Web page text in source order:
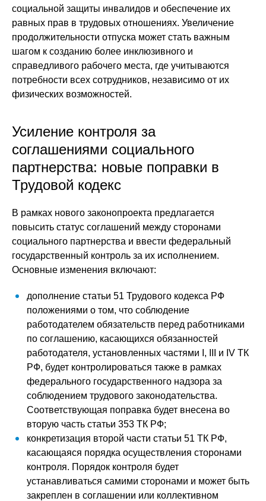
социальной защиты инвалидов и обеспечение их
равных прав в трудовых отношениях. Увеличение
продолжительности отпуска может стать важным
шагом к созданию более инклюзивного и
справедливого рабочего места, где учитываются
потребности всех сотрудников, независимо от их
физических возможностей.
Усиление контроля за
соглашениями социального
партнерства: новые поправки в
Трудовой кодекс
В рамках нового законопроекта предлагается
повысить статус соглашений между сторонами
социального партнерства и ввести федеральный
государственный контроль за их исполнением.
Основные изменения включают:
дополнение статьи 51 Трудового кодекса РФ
положениями о том, что соблюдение
работодателем обязательств перед работниками
по соглашению, касающихся обязанностей
работодателя, установленных частями I, III и IV ТК
РФ, будет контролироваться также в рамках
федерального государственного надзора за
соблюдением трудового законодательства.
Соответствующая поправка будет внесена во
вторую часть статьи 353 ТК РФ;
конкретизация второй части статьи 51 ТК РФ,
касающаяся порядка осуществления сторонами
контроля. Порядок контроля будет
устанавливаться самими сторонами и может быть
закреплен в соглашении или коллективном